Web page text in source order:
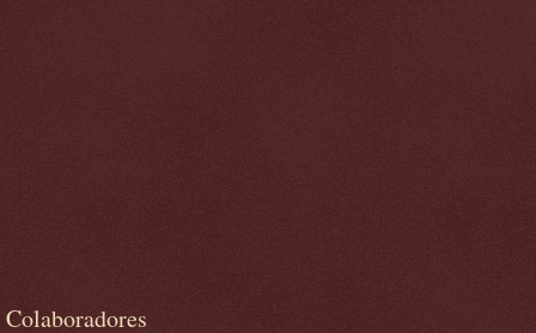
Colaboradores